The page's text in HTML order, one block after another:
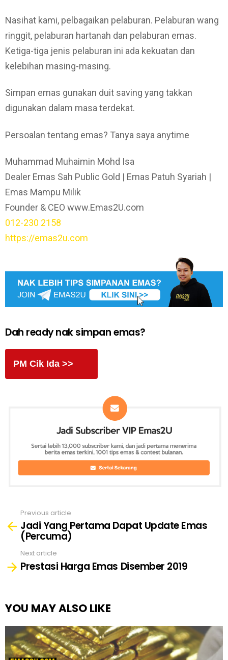
Nasihat kami, pelbagaikan pelaburan. Pelaburan wang
ringgit, pelaburan hartanah dan pelaburan emas.
Ketiga-tiga jenis pelaburan ini ada kekuatan dan
kelebihan masing-masing.
Simpan emas gunakan duit saving yang takkan
digunakan dalam masa terdekat.
Persoalan tentang emas? Tanya saya anytime
Muhammad Muhaimin Mohd Isa
Dealer Emas Sah Public Gold | Emas Patuh Syariah |
Emas Mampu Milik
Founder & CEO www.Emas2U.com
012-230 2158
https://emas2u.com
Dah ready nak simpan emas?
PM Cik Ida >>
more
Previous article
Jadi Yang Pertama Dapat Update Emas
(Percuma)
Next article
Prestasi Harga Emas Disember 2019
YOU MAY ALSO LIKE